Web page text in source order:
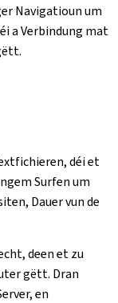
Navigatioun um
a Verbindung mat
déi et
Surfen um
Dauer vun de
deen et zu
gëtt. Dran
en